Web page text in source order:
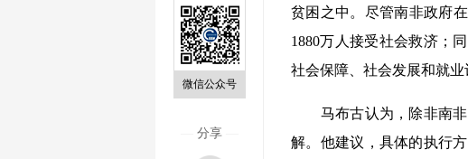
微信公众号
分享
贫困之中。尽管南非政府
1880万人接受社会救济；
社会保障、社会发展和就
马布古认为，除非南非
解。他建议，具体的执行